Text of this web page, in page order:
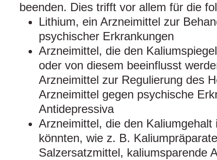
beenden. Dies trifft vor allem für die
Lithium, ein Arzneimittel zur
psychischer Erkrankungen
Arzneimittel, die den
oder von diesem beeinflusst
Arzneimittel zur Regulierung des
Arzneimittel gegen psychische
Antidepressiva
Arzneimittel, die den
könnten, wie z. B.
Salzersatzmittel, kaliumsparende